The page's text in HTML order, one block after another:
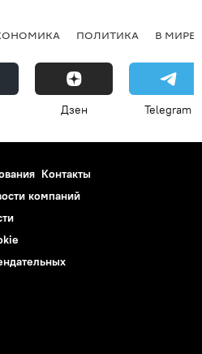
ПОЛИТИКА В МИРЕ
Дзен Telegram
Контакты
компаний